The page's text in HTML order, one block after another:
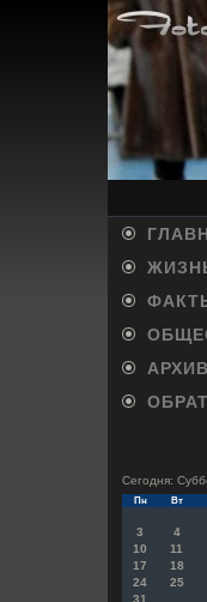
Сегодня:
Пн Вт
3
4
10
11
17
18
24
25
31